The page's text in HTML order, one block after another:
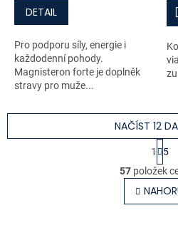
DETAIL
Pro podporu síly, energie i
každodenní pohody.
Magnisteron forte je doplněk
stravy pro muže...
O
v
l
á
NAČÍST 12
S
t
r
á
n
k
1
5
57položek